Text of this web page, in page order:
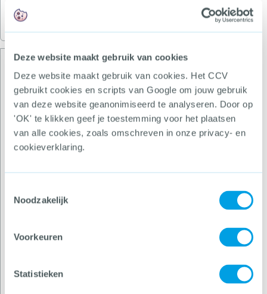
Deze website maakt gebruik van cookies
Deze website maakt gebruik van cookies. Het CCV
gebruikt cookies en scripts van Google om jouw gebruik
van deze website geanonimiseerd te analyseren. Door op
'OK' te klikken geef je toestemming voor het plaatsen
van alle cookies, zoals omschreven in onze privacy- en
cookieverklaring.
Noodzakelijk
Voorkeuren
Statistieken
Sittard-Geleen (vier coffeeshops,
92.000 inwoners)
Sittard-Geleen en Roermond hebben door hun
ligging aan de grens te maken met relatief grote
aantallen coffeeshoptoeristen. Door de geringe
onderlinge afstand merken zij dat het coffeeshop-
hebben op elkaar. Er vindt onderling afstemming
en omvang van drugstoerisme zijn in beide
een lage prioriteit gehandhaafd. De overlast van